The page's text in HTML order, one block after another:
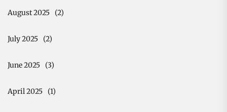
August 2025 (2)
July 2025 (2)
June 2025 (3)
April 2025 (1)